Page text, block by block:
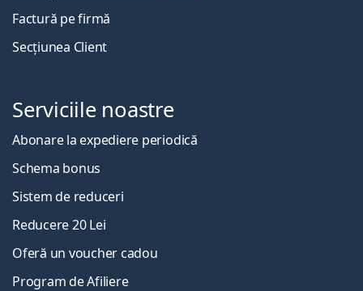
Factură pe firmă
Secțiunea Client
Serviciile noastre
Abonare la expediere periodică
Schema bonus
Sistem de reduceri
Reducere 20 Lei
Oferă un voucher cadou
Program de Afiliere